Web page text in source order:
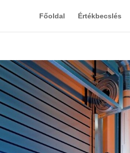
Főoldal Értékbecslés